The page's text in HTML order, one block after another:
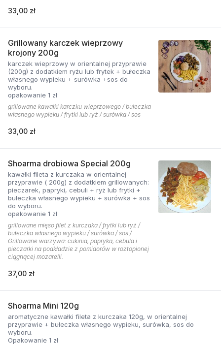
33,00 zł
Grillowany karczek wieprzowy
krojony 200g
karczek wieprzowy w orientalnej przyprawie
(200g) z dodatkiem ryżu lub frytek + bułeczka
własnego wypieku + surówka +sos do
wyboru.
opakowanie 1 zł
grillowane kawałki karczku wieprzowego / bułeczka
własnego wypieku / frytki lub ryż / surówka / sos
33,00 zł
Shoarma drobiowa Special 200g
kawałki fileta z kurczaka w orientalnej
przyprawie ( 200g) z dodatkiem grillowanych:
pieczarek, papryki, cebuli + ryż lub frytki +
bułeczka własnego wypieku + surówka + sos
do wyboru.
opakowanie 1 zł
grillowane mięso filet z kurczaka / frytki lub ryż /
bułeczka własnego wypieku / surówka / sos /
Grillowane warzywa: cukinia, papryka, cebula i
pieczarki na podkładzie z pomidorów w roztopionej
ciągnącej mozarelli.
37,00 zł
Shoarma Mini 120g
aromatyczne kawałki fileta z kurczaka 120g, w orientalnej
przyprawie + bułeczka własnego wypieku, surówka, sos do
wyboru.
Opakowanie 1 zł